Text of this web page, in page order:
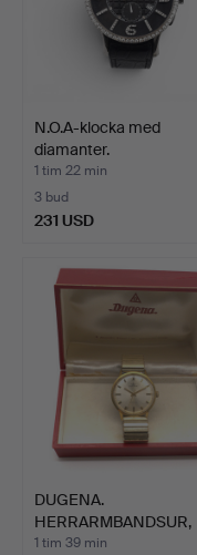
N.O.A-klocka med
diamanter.
1 tim 22 min
3 bud
231 USD
DUGENA.
HERRARMBANDSUR,
"TROPICA", MANUELL…
1 tim 39 min